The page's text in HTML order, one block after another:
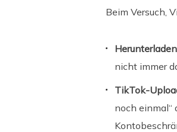
Beim Versuch,
nicht immer
TikTok-
noch einmal“